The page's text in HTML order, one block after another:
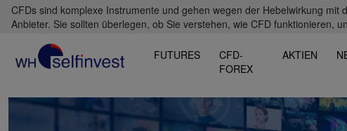
CFDs sind komplexe Instrumente und gehen wegen der Hebelwirkung
Anbieter. Sie sollten überlegen, ob Sie verstehen, wie CFD funktionieren,
FUTURES
CFD-
FOREX
AKTIEN